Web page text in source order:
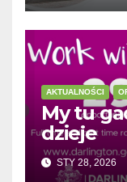
AKTUALNOŚCI
My tu
dzieje
STY 28, 2026